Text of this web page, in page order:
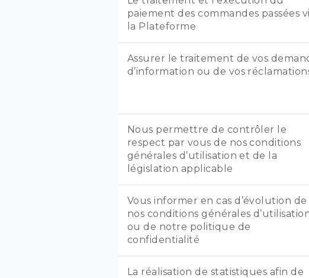
paiement des commandes passées
la Plateforme
Assurer le traitement de vos
d’information ou de vos
Nous permettre de contrôler le
respect par vous de nos conditions
générales d’utilisation et de la
législation applicable
Vous informer en cas d’évolution de
nos conditions générales
ou de notre politique de
confidentialité
La réalisation de statistiques afin de